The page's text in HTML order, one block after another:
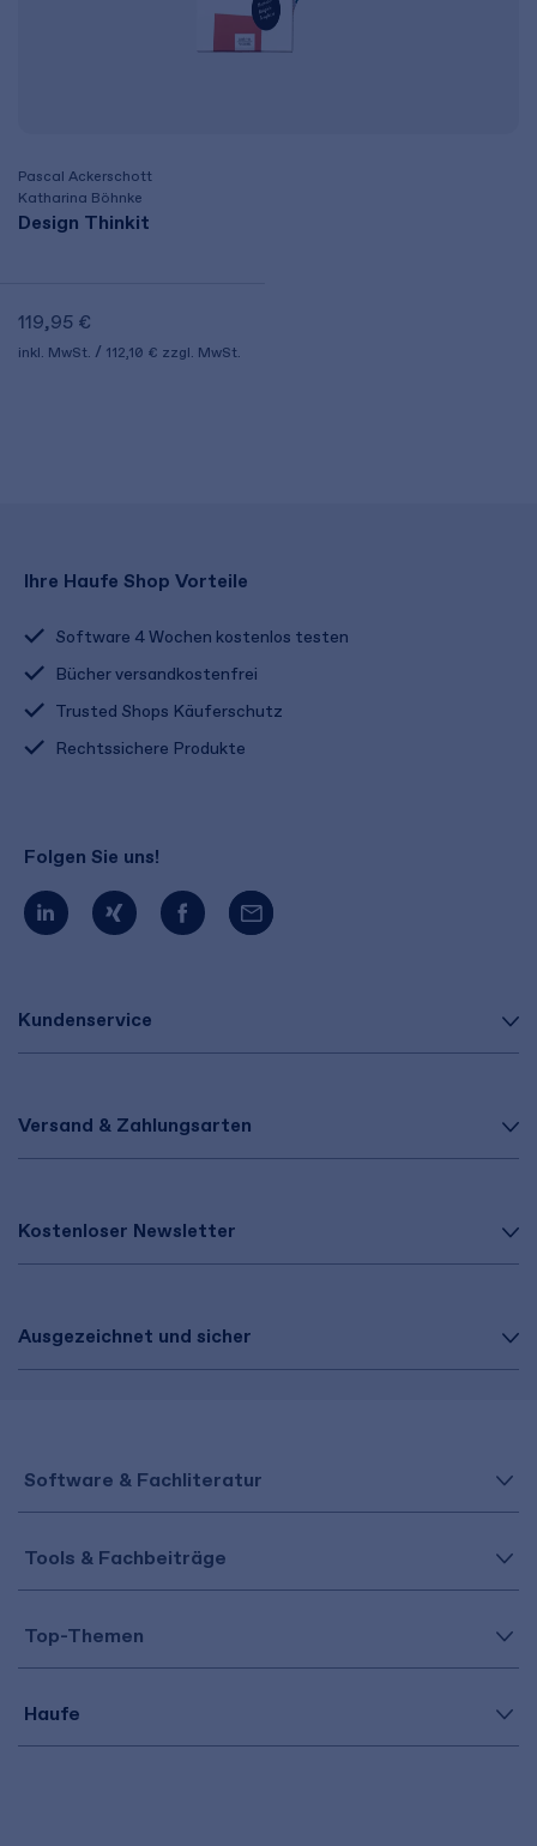
Pascal Ackerschott
Katharina Böhnke
Design Thinkit
119,95 €
inkl. MwSt. 112,10 € zzgl. MwSt.
Kundenservice
Versand & Zahlungsarten
Kostenloser Newsletter
Ausgezeichnet und sicher
Ihre Haufe Shop Vorteile
Software 4 Wochen kostenlos testen
Bücher versandkostenfrei
Trusted Shops Käuferschutz
Rechtssichere Produkte
Folgen Sie uns!
Software & Fachliteratur
Tools & Fachbeiträge
Top-Themen
Haufe